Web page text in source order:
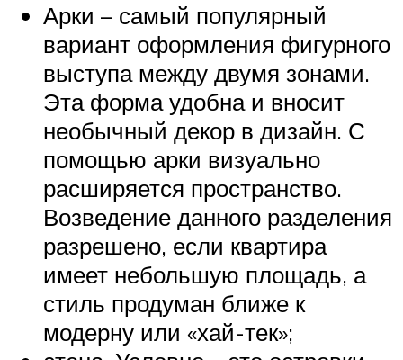
Арки – самый популярный
вариант оформления фигурного
выступа между двумя зонами.
Эта форма удобна и вносит
необычный декор в дизайн. С
помощью арки визуально
расширяется пространство.
Возведение данного разделения
разрешено, если квартира
имеет небольшую площадь, а
стиль продуман ближе к
модерну или «хай-тек»;